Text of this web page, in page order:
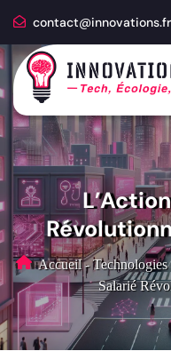
contact@innovations.fr
Accueil -
Salarié